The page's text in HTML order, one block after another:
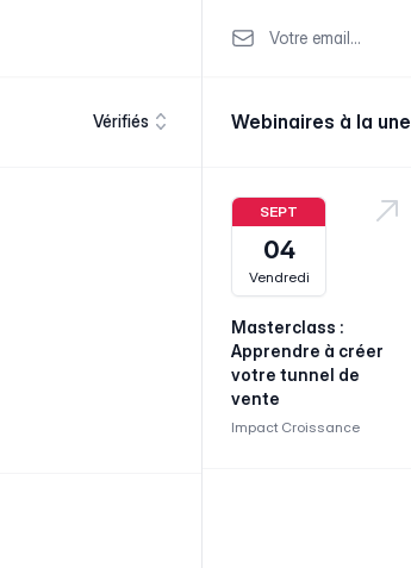
Vérifiés
Votre email
Webinaires à la une
SEPT
04
Vendredi
Masterclass :
Apprendre à créer
votre tunnel de
vente
Impact Croissance